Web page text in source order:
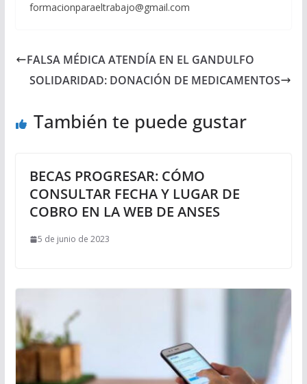
formacionparaeltrabajo@gmail.com
FALSA MÉDICA ATENDÍA EN EL GANDULFO
SOLIDARIDAD: DONACIÓN DE MEDICAMENTOS
También te puede gustar
BECAS PROGRESAR: CÓMO
CONSULTAR FECHA Y LUGAR DE
COBRO EN LA WEB DE ANSES
5 de junio de 2023